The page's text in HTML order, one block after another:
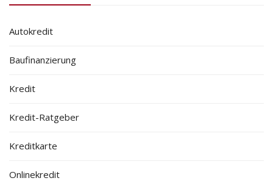
Autokredit
Baufinanzierung
Kredit
Kredit-Ratgeber
Kreditkarte
Onlinekredit